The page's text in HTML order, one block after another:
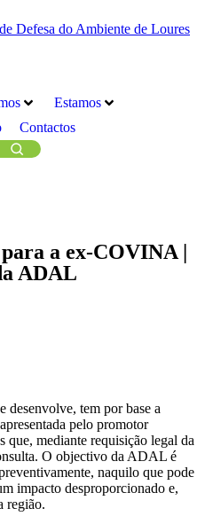
Defesa do Ambiente de Loures
Estamos
Contactos
a ex-COVINA |
ADAL
desenvolve, tem por base a
pelo promotor
mediante requisição legal da
O objectivo da ADAL é
naquilo que pode
impacto desproporcionado e,
região.